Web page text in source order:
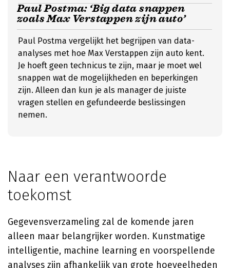
Paul Postma: ‘Big data snappen
zoals Max Verstappen zijn auto’
Paul Postma vergelijkt het begrijpen van data-
analyses met hoe Max Verstappen zijn auto kent.
Je hoeft geen technicus te zijn, maar je moet wel
snappen wat de mogelijkheden en beperkingen
zijn. Alleen dan kun je als manager de juiste
vragen stellen en gefundeerde beslissingen
nemen.
Naar een verantwoorde
toekomst
Gegevensverzameling zal de komende jaren
alleen maar belangrijker worden. Kunstmatige
intelligentie, machine learning en voorspellende
analyses zijn afhankelijk van grote hoeveelheden